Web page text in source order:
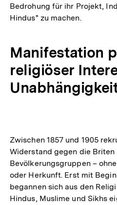
Bedrohung für ihr Projekt,
Hindus" zu machen.
Manifestation
religiöser
Zwischen 1857 und 1905
Widerstand gegen die Briten
Bevölkerungsgruppen –
oder Herkunft. Erst mit
begannen sich aus den
Hindus, Muslime und Sikhs